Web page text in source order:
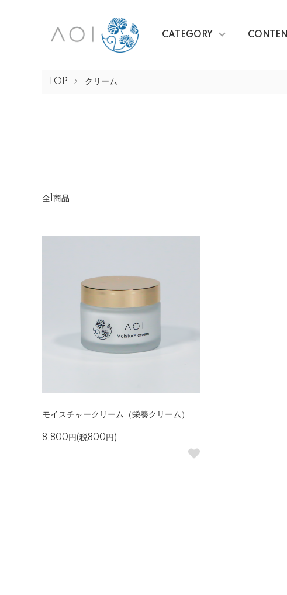
CATEGORY
TOP クリーム
全1商品
モイスチャークリーム（栄養クリーム）
8,800円(税800円)